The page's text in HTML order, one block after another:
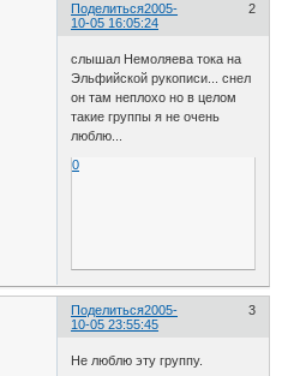
Поделиться 2
2005-
10-05 16:05:24
слышал Немоляева тока на
Эльфийской рукописи... снел
он там неплохо но в целом
такие группы я не очень
люблю...
0
Поделиться 3
2005-
10-05 23:55:45
Не люблю эту группу.